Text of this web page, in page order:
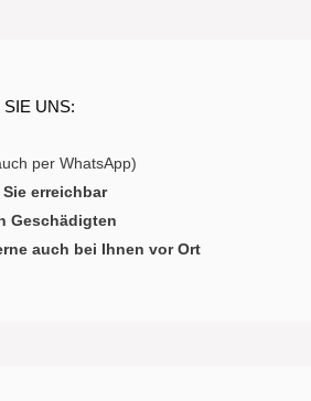
UNS:
per WhatsApp)
erreichbar
Geschädigten
auch bei Ihnen vor Ort